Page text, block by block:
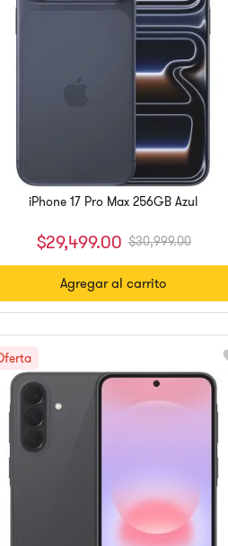
iPhone 17 Pro Max 256GB Azul
$29,499.00 $30,999.00
Agregar al carrito